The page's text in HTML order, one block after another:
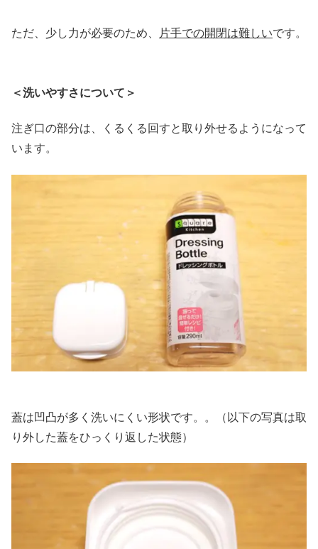
ただ、少し力が必要のため、 片手での開閉は難しいです。
＜洗いやすさについて＞
注ぎ口の部分は、くるくる回すと取り外せるようになって
います。
蓋は凹凸が多く洗いにくい形状です。。（以下の写真は取
り外した蓋をひっくり返した状態）